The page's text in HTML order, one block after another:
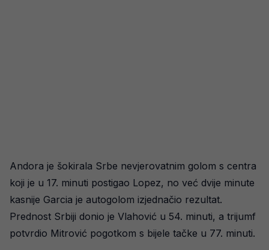
Andora je šokirala Srbe nevjerovatnim golom s centra
koji je u 17. minuti postigao Lopez, no već dvije minute
kasnije Garcia je autogolom izjednačio rezultat.
Prednost Srbiji donio je Vlahović u 54. minuti, a trijumf
potvrdio Mitrović pogotkom s bijele tačke u 77. minuti.